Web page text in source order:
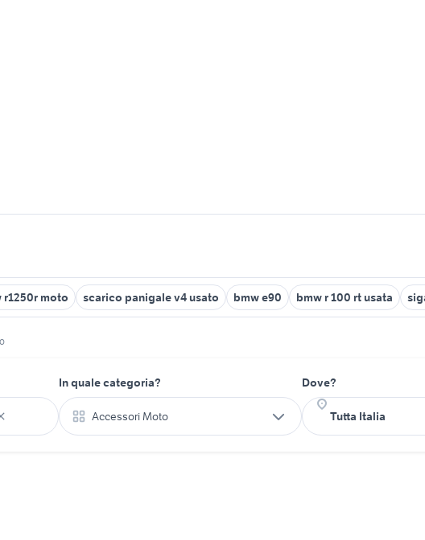
r1250r moto scarico panigale v4 usato bmw e90 bmw r 100 rt usata
In quale categoria?
Accessori Moto
Dove?